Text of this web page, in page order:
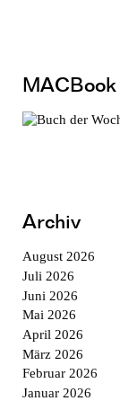
MACBook
Archiv
August 2026
Juli 2026
Juni 2026
Mai 2026
April 2026
März 2026
Februar 2026
Januar 2026